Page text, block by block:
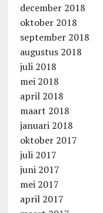
december 2018
oktober 2018
september 2018
augustus 2018
juli 2018
mei 2018
april 2018
maart 2018
januari 2018
oktober 2017
juli 2017
juni 2017
mei 2017
april 2017